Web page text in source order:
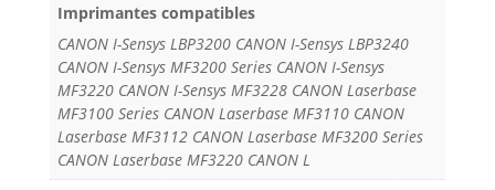
Imprimantes compatibles
CANON I-Sensys LBP3200 CANON I-Sensys LBP3240
CANON I-Sensys MF3200 Series CANON I-Sensys
MF3220 CANON I-Sensys MF3228 CANON Laserbase
MF3100 Series CANON Laserbase MF3110 CANON
Laserbase MF3112 CANON Laserbase MF3200 Series
CANON Laserbase MF3220 CANON L